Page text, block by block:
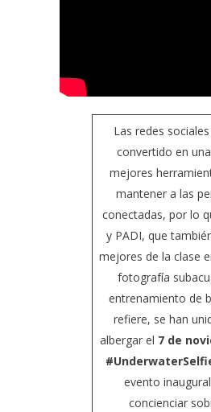
Las redes
convertido en
mejores
mantener a las
conectadas, por lo
y PADI, que
mejores de la clase
fotografía
entrenamiento de
refiere, se han
albergar el 7 de
evento
concienciar